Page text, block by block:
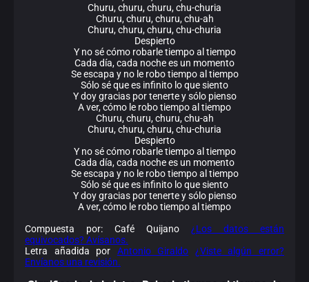
Churu, churu, churu, chu-churia
Churu, churu, churu, chu-ah
Churu, churu, churu, chu-churia
Despierto
Y no sé cómo robarle tiempo al tiempo
Cada día, cada noche es un momento
Se escapa y no le robo tiempo al tiempo
Sólo sé que es infinito lo que siento
Y doy gracias por tenerte y sólo pienso
A ver, cómo le robo tiempo al tiempo
Churu, churu, churu, chu-ah
Churu, churu, churu, chu-churia
Despierto
Y no sé cómo robarle tiempo al tiempo
Cada día, cada noche es un momento
Se escapa y no le robo tiempo al tiempo
Sólo sé que es infinito lo que siento
Y doy gracias por tenerte y sólo pienso
A ver, cómo le robo tiempo al tiempo
Compuesta por: Café Quijano ¿Los datos están
equivocados? Avísanos.
Letra añadida por Antonio Giraldo
¿Viste algún error?
Envíanos una revisión.